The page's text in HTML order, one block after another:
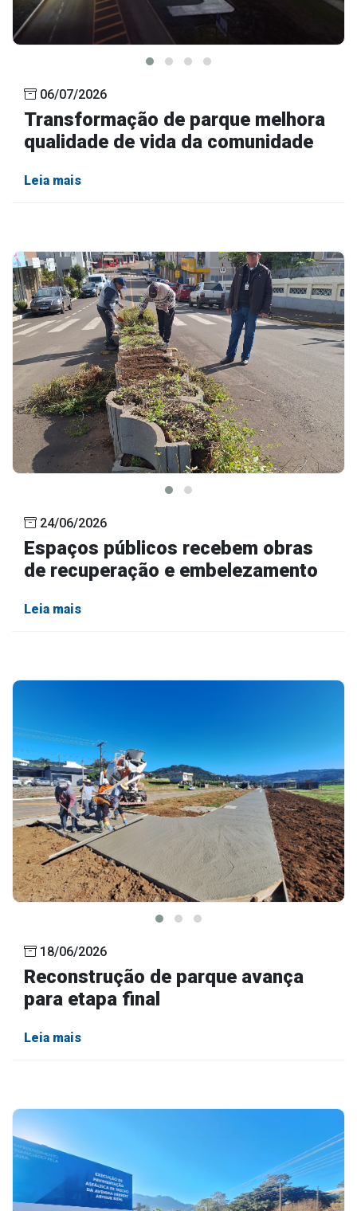
06/07/2026
Transformação de parque melhora
qualidade de vida da comunidade
Leia mais
24/06/2026
Espaços públicos recebem obras
de recuperação e embelezamento
Leia mais
18/06/2026
Reconstrução de parque avança
para etapa final
Leia mais